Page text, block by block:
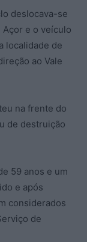
deslocava-se
e o veículo
localidade de
ao Vale
na frente do
de destruição
59 anos e um
e após
considerados
de